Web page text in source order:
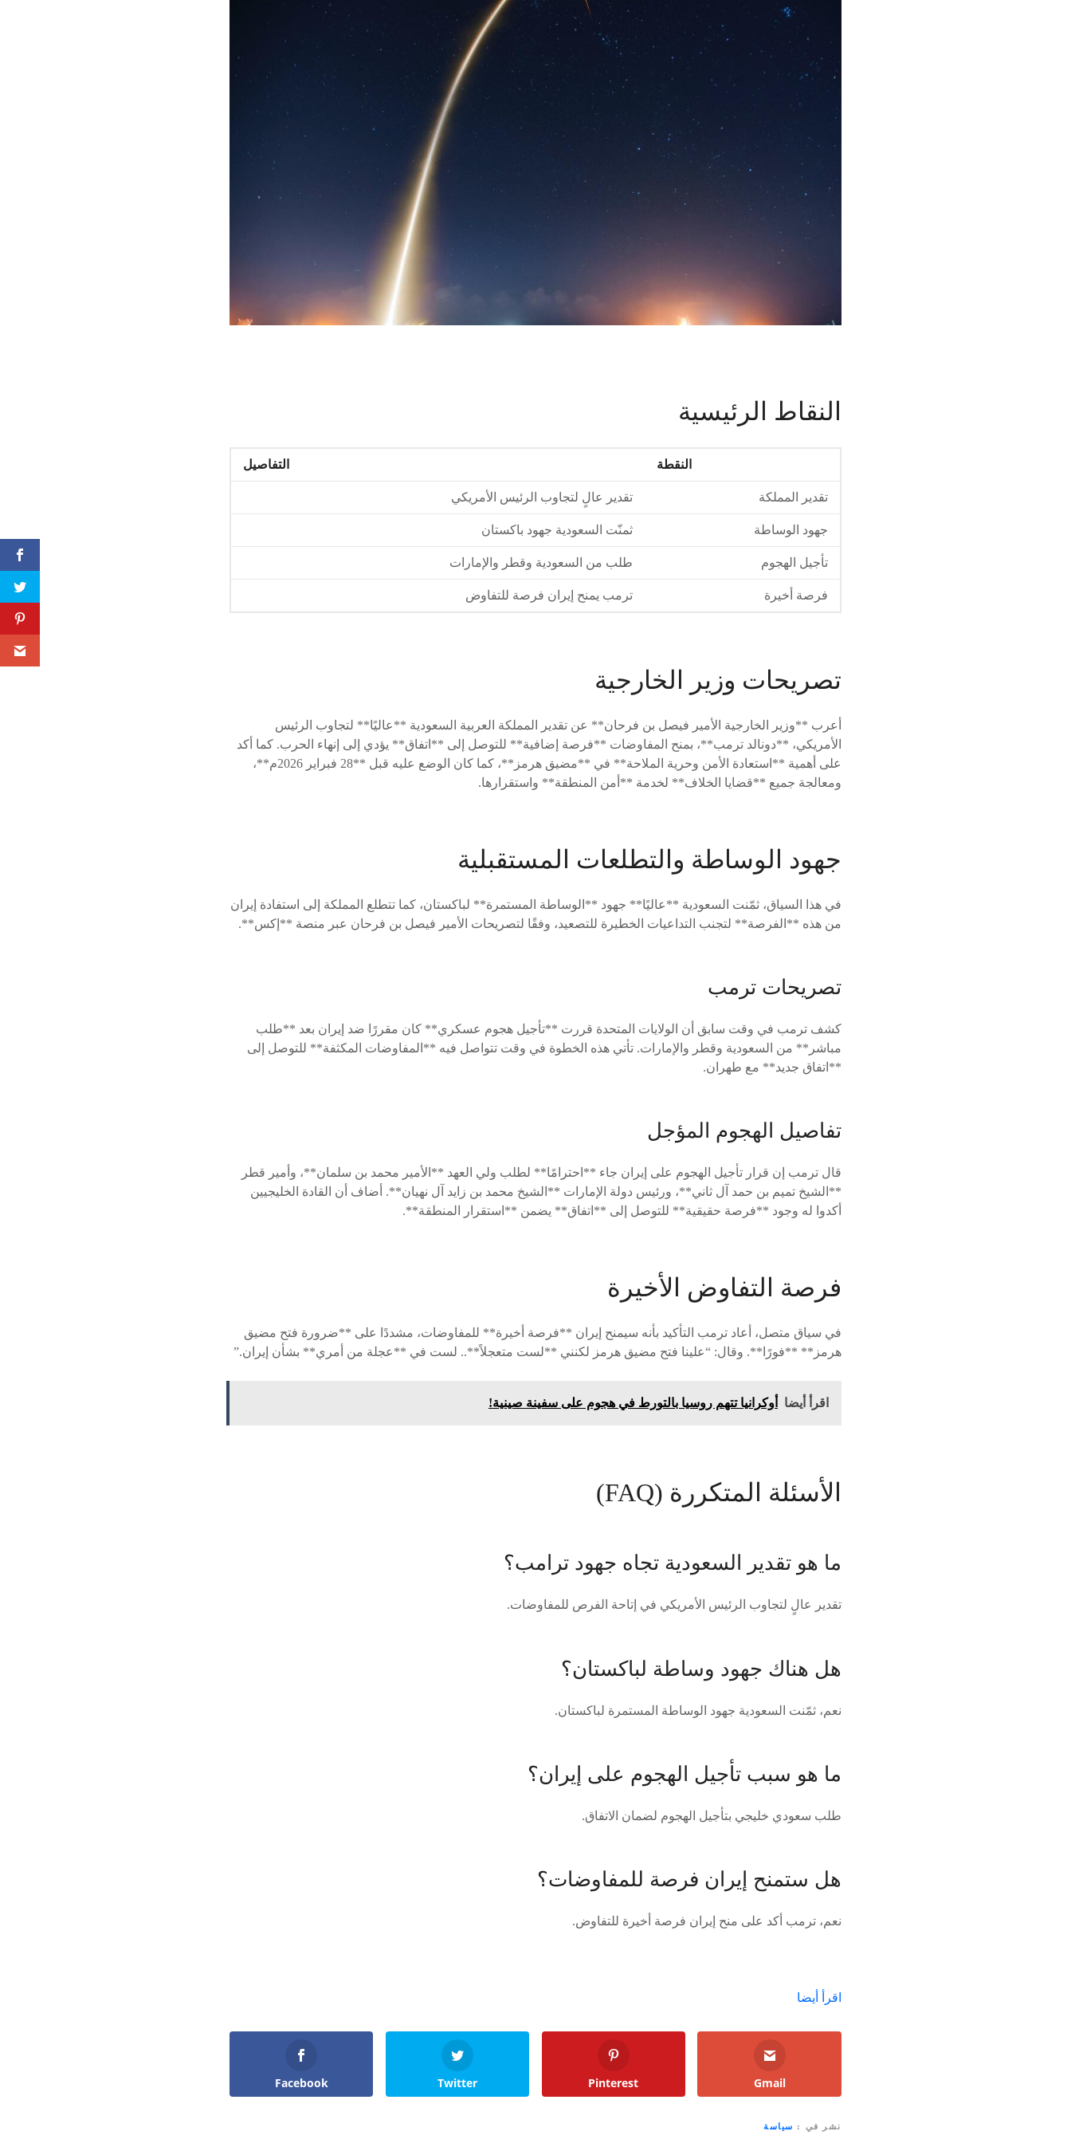
النقاط الرئيسية
النقطة التفاصيل
تقدير المملكة تقدير عالٍ لتجاوب الرئيس الأمريكي
جهود الوساطة ثمنّت السعودية جهود باكستان
تأجيل الهجوم طلب من السعودية وقطر والإمارات
فرصة أخيرة ترمب يمنح إيران فرصة للتفاوض
تصريحات وزير الخارجية
أعرب **وزير الخارجية الأمير فيصل بن فرحان** عن تقدير المملكة العربية السعودية **عاليًا** لتجاوب الرئيس
الأمريكي، **دونالد ترمب**، بمنح المفاوضات **فرصة إضافية** للتوصل إلى **اتفاق** يؤدي إلى إنهاء الحرب. كما أكد
على أهمية **استعادة الأمن وحرية الملاحة** في **مضيق هرمز**، كما كان الوضع عليه قبل **28 فبراير 2026م**،
ومعالجة جميع **قضايا الخلاف** لخدمة **أمن المنطقة** واستقرارها.
جهود الوساطة والتطلعات المستقبلية
في هذا السياق، ثمّنت السعودية **عاليًا** جهود **الوساطة المستمرة** لباكستان، كما تتطلع المملكة إلى استفادة إيران
من هذه **الفرصة** لتجنب التداعيات الخطيرة للتصعيد، وفقًا لتصريحات الأمير فيصل بن فرحان عبر منصة **إكس**.
تصريحات ترمب
كشف ترمب في وقت سابق أن الولايات المتحدة قررت **تأجيل هجوم عسكري** كان مقررًا ضد إيران بعد **طلب
مباشر** من السعودية وقطر والإمارات. تأتي هذه الخطوة في وقت تتواصل فيه **المفاوضات المكثفة** للتوصل إلى
**اتفاق جديد** مع طهران.
تفاصيل الهجوم المؤجل
قال ترمب إن قرار تأجيل الهجوم على إيران جاء **احترامًا** لطلب ولي العهد **الأمير محمد بن سلمان**، وأمير قطر
**الشيخ تميم بن حمد آل ثاني**، ورئيس دولة الإمارات **الشيخ محمد بن زايد آل نهيان**. أضاف أن القادة الخليجيين
أكدوا له وجود **فرصة حقيقية** للتوصل إلى **اتفاق** يضمن **استقرار المنطقة**.
فرصة التفاوض الأخيرة
في سياق متصل، أعاد ترمب التأكيد بأنه سيمنح إيران **فرصة أخيرة** للمفاوضات، مشددًا على **ضرورة فتح مضيق
هرمز** **فورًا**. وقال: “علينا فتح مضيق هرمز لكنني **لست متعجلاً**.. لست في **عجلة من أمري** بشأن إيران.”
اقرأ أيضا أوكرانيا تتهم روسيا بالتورط في هجوم على سفينة صينية!
الأسئلة المتكررة (FAQ)
ما هو تقدير السعودية تجاه جهود ترامب؟
تقدير عالٍ لتجاوب الرئيس الأمريكي في إتاحة الفرص للمفاوضات.
هل هناك جهود وساطة لباكستان؟
نعم، ثمّنت السعودية جهود الوساطة المستمرة لباكستان.
ما هو سبب تأجيل الهجوم على إيران؟
طلب سعودي خليجي بتأجيل الهجوم لضمان الاتفاق.
هل ستمنح إيران فرصة للمفاوضات؟
نعم، ترمب أكد على منح إيران فرصة أخيرة للتفاوض.
اقرأ أيضا
Facebook Twitter Pinterest Gmail
نشر في سياسة